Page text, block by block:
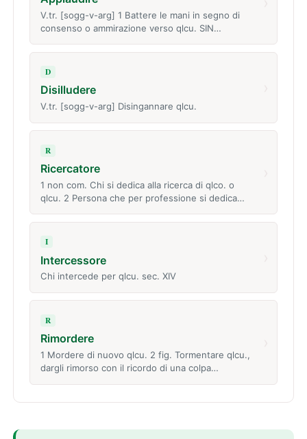
V.tr. [sogg-v-arg] 1 Battere le mani in segno di
consenso o ammirazione verso qlcu. SIN…
D
Disilludere
V.tr. [sogg-v-arg] Disingannare qlcu.
R
Ricercatore
1 non com. Chi si dedica alla ricerca di qlco. o
qlcu. 2 Persona che per professione si dedica…
I
Intercessore
Chi intercede per qlcu. sec. XIV
R
Rimordere
1 Mordere di nuovo qlcu. 2 fig. Tormentare qlcu.,
dargli rimorso con il ricordo di una colpa…